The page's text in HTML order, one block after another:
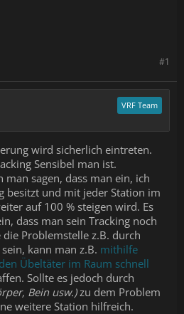
#1
VRF Team
wird sicherlich eintreten.
Sensibel man ist.
man sagen, dass man ein, ich
besitzt und mit jeder Station im
auf 100 % steigen wird. Es
dass man sein Tracking noch
Problemstelle z.B. durch
kann man z.B. mithilfe
Übeltäter im Raum schnell
Sollte es jedoch durch
Bein usw.)zu dem Problem
weitere Station hilfreich.